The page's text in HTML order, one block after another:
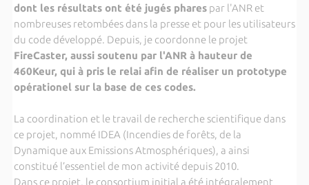
dont les résultats ont été jugés pharespar l'ANR et
nombreuses retombées dans la presse et pour les utilisateurs
du code développé. Depuis, je coordonne le projet
FireCaster, aussi soutenu par l'ANR à hauteur de
460Keur, qui à pris le relai afin de réaliser un prototype
opérationel sur la base de ces codes.
La coordination et le travail de recherche scientifique dans
ce projet, nommé IDEA (Incendies de forêts, de la
Dynamique aux Emissions Atmosphériques), a ainsi
constitué l’essentiel de mon activité depuis 2010.
Dans ce projet, le consortium initial a été intégralement